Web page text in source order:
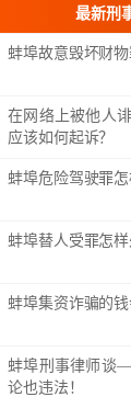
最新刑
蚌埠故意毁坏财物
在网络上被他人
应该如何起诉？
蚌埠危险驾驶罪
蚌埠替人受罪怎
蚌埠集资诈骗的
蚌埠刑事律师谈
论也违法！